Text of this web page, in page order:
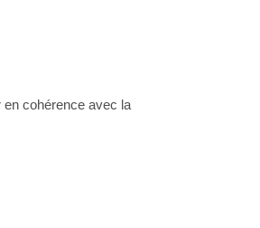
cohérence avec la